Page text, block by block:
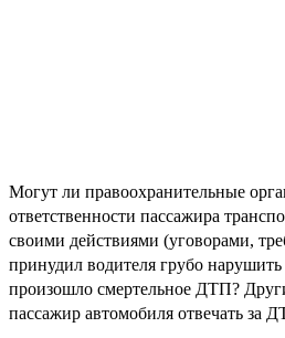
Могут ли правоохранительные
ответственности пассажира
своими действиями (уговорами,
принудил водителя грубо
произошло смертельное ДТП?
пассажир автомобиля отвечать за